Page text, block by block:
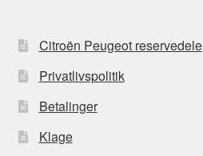
Citroën Peugeot reservedele
Privatlivspolitik
Betalinger
Klage